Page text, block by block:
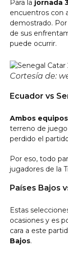
Para la jornada
encuentros con
demostrado.
de sus
puede ocurrir.
Cortesía de:
Ecuador vs
Ambos
terreno de juego
perdido el
Por eso, todo
jugadores de la
Países Bajos
Estas
ocasiones y es
cara a este
Bajos.